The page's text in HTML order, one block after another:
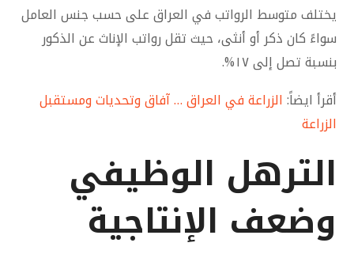
يختلف متوسط الرواتب في العراق على حسب جنس العامل
سواءً كان ذكر أو أنثى، حيث تقل رواتب الإناث عن الذكور
بنسبة تصل إلى ١٧%.
أقرأ ايضاً:الزراعة في العراق … آفاق وتحديات ومستقبل
الزراعة
الترهل الوظيفي
وضعف الإنتاجية